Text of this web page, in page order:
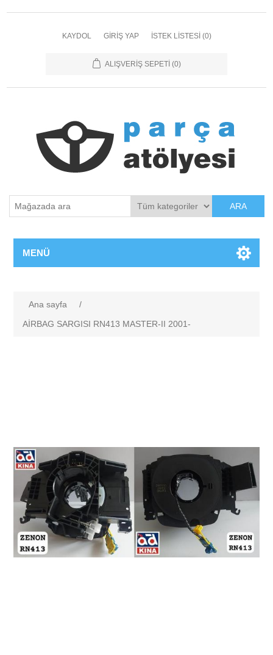
KAYDOL GIRIŞ YAP İSTEK LISTESI (0)
ALIŞVERIŞ SEPETI (0)
ARA
MENÜ
Ana sayfa
/
AİRBAG SARGISI RN413 MASTER-II 2001-